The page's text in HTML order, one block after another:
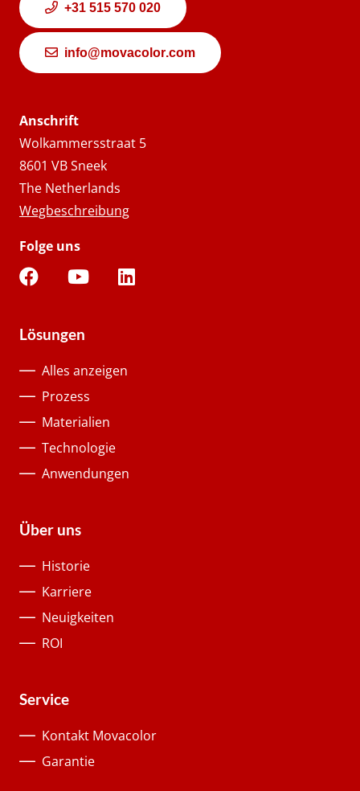
+31 515 570 020
info@movacolor.com
Anschrift
Wolkammersstraat 5
8601 VB Sneek
The Netherlands
Wegbeschreibung
Folge uns
Lösungen
Alles anzeigen
Prozess
Materialien
Technologie
Anwendungen
Über uns
Historie
Karriere
Neuigkeiten
ROI
Service
Kontakt Movacolor
Garantie